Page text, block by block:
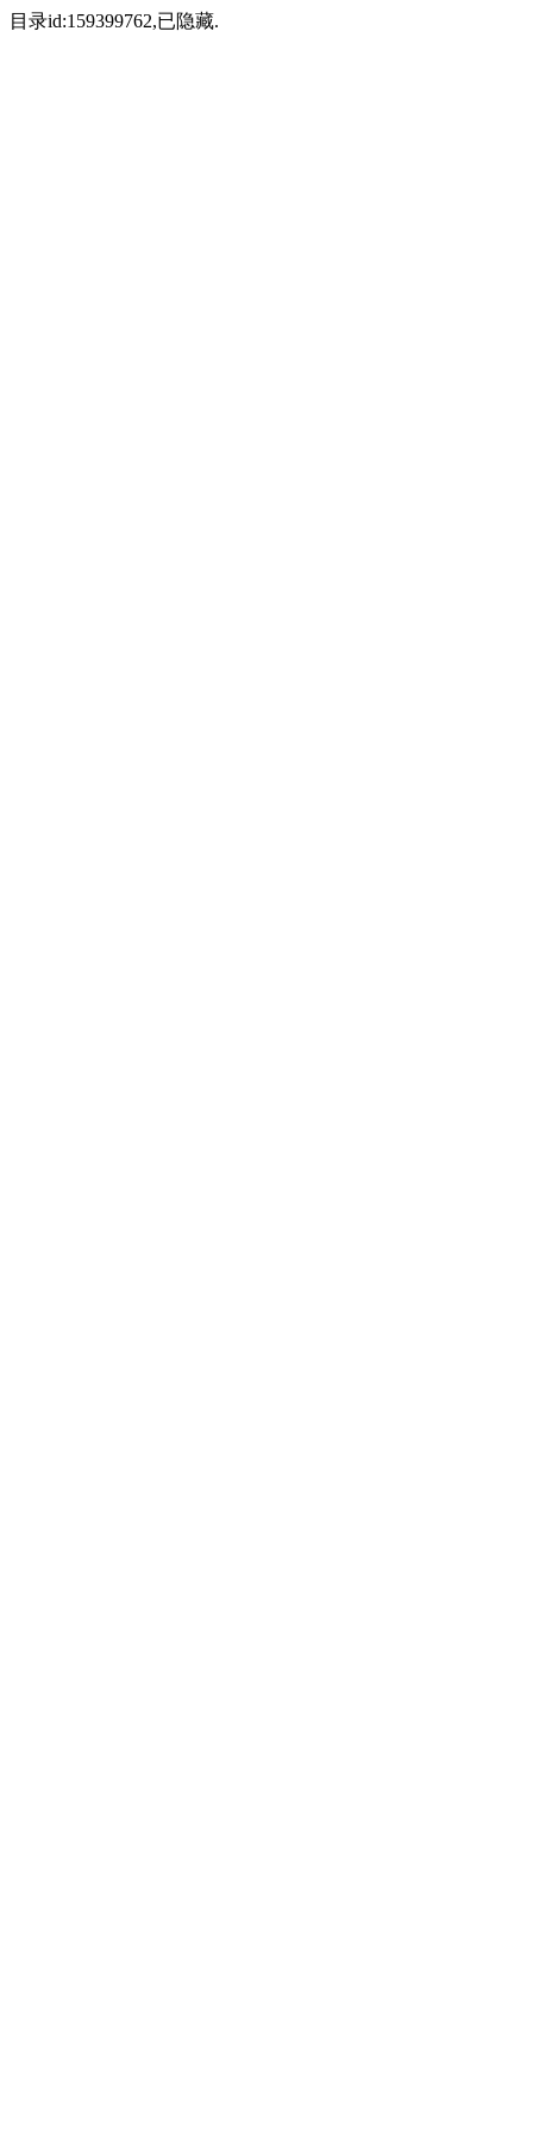
目录id:159399762,已隐藏.